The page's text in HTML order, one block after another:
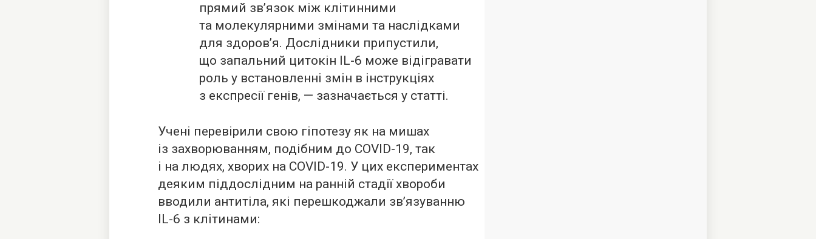
прямий зв’язок між клітинними
та молекулярними змінами та наслідками
для здоров’я. Дослідники припустили,
що запальний цитокін IL-6 може відігравати
роль у встановленні змін в інструкціях
з експресії генів, — зазначається у статті.
Учені перевірили свою гіпотезу як на мишах
із захворюванням, подібним до COVID-19, так
і на людях, хворих на COVID-19. У цих експериментах
деяким піддослідним на ранній стадії хвороби
вводили антитіла, які перешкоджали зв’язуванню
IL-6 з клітинами: